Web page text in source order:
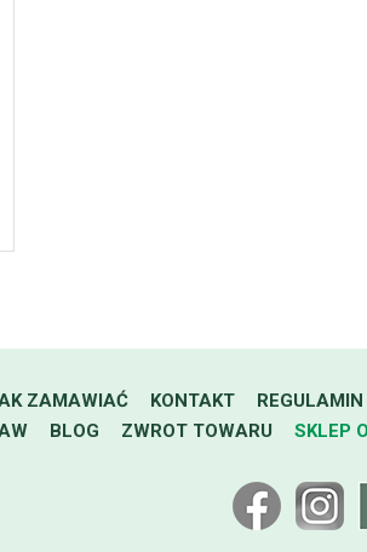
ZAMAWIAĆ KONTAKT REGULAMIN
BLOG ZWROT TOWARU SKLEP